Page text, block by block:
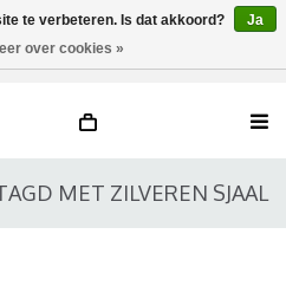
MET ZILVEREN SJAAL
te verbeteren. Is dat akkoord?
Ja
over cookies »